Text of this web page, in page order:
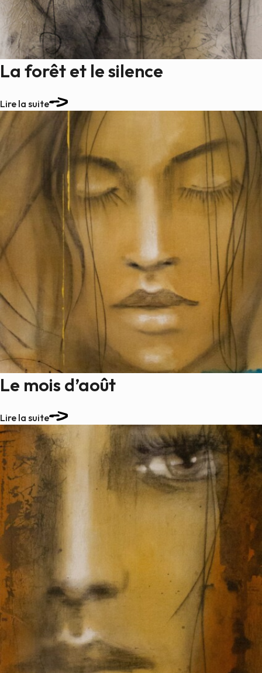
La forêt et le silence
Lire la suite
Le mois d’août
Lire la suite